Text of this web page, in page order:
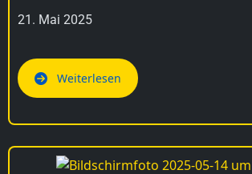
21. Mai 2025
Weiterlesen